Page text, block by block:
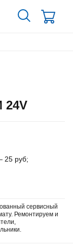
24V
25 руб;
сервисный
Ремонтируем и